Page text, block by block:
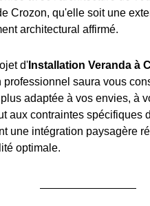
Crozon, qu'elle soit une
architectural affirmé.
d' Installation Veranda à
professionnel saura vous
adaptée à vos envies, à
aux contraintes spécifiques
une intégration paysagère
optimale.